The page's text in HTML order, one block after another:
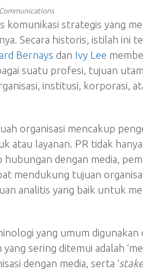
Communications
komunikasi strategis yang
Secara historis, istilah ini
Bernays dan Ivy Lee
suatu profesi, tujuan
institusi, korporasi,
organisasi mencakup
atau layanan. PR tidak
dengan media,
mendukung tujuan
analitis yang baik untuk
yang umum digunakan
sering ditemui adalah
dengan media, serta ‘